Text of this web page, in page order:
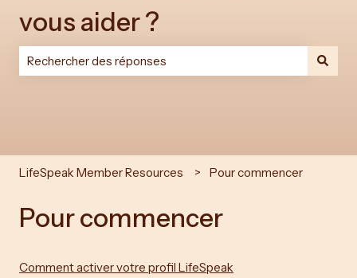
vous aider ?
LifeSpeak Member Resources Pour commencer
Pour commencer
Comment activer votre profil LifeSpeak